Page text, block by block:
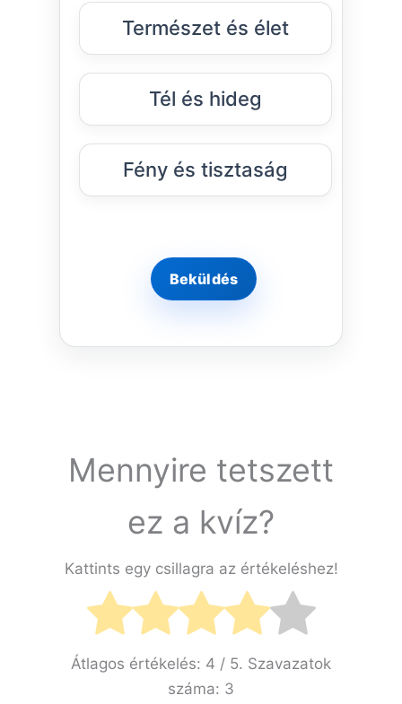
Természet és élet
Tél és hideg
Fény és tisztaság
Mennyire tetszett
ez a kvíz?
Kattints egy csillagra az értékeléshez!
Átlagos értékelés: 4 / 5. Szavazatok
száma: 3